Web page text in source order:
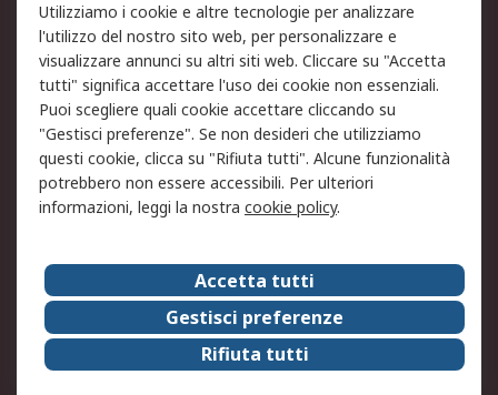
Informativa Cookie
Informativa Privacy -
Aggiornata
Email Security
Termini d'uso
Condizioni di vendita
Condizioni generali di
servizio
Etica e responsabilità
Chi Siamo
Chi Siamo
Contattaci
Supporto
ESG
Carriere
RS Group
Press Centre
Discovery: il Blog di RS
Utilizziamo i cookie e altre tecnologie per analizzare
l'utilizzo del nostro sito web, per personalizzare e
visualizzare annunci su altri siti web. Cliccare su "Accetta
tutti" significa accettare l'uso dei cookie non essenziali.
Puoi scegliere quali cookie accettare cliccando su
"Gestisci preferenze". Se non desideri che utilizziamo
questi cookie, clicca su "Rifiuta tutti". Alcune funzionalità
potrebbero non essere accessibili. Per ulteriori
informazioni, leggi la nostra cookie policy.
Accetta tutti
Gestisci preferenze
Rifiuta tutti